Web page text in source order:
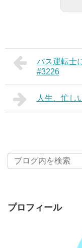
バス運転士
#3226
人生、忙し
プロフィール